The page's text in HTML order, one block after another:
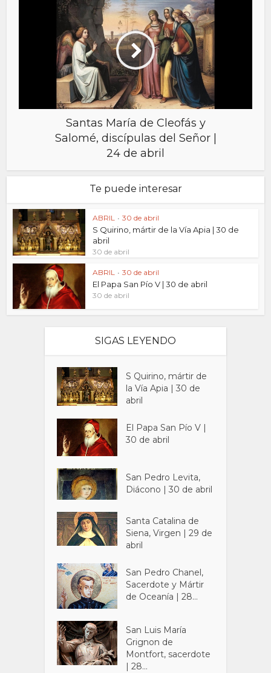
Santas María de Cleofás y
Salomé, discípulas del Señor |
24 de abril
Te puede interesar
ABRIL • 30 de abril
S Quirino, mártir de la Vía Apia | 30 de
abril
30 de abril
ABRIL • 30 de abril
El Papa San Pío V | 30 de abril
30 de abril
SIGAS LEYENDO
S Quirino, mártir de
la Vía Apia | 30 de
abril
El Papa San Pío V |
30 de abril
San Pedro Levita,
Diácono | 30 de abril
Santa Catalina de
Siena, Virgen | 29 de
abril
San Pedro Chanel,
Sacerdote y Mártir
de Oceanía | 28...
San Luis María
Grignon de
Montfort, sacerdote
| 28...